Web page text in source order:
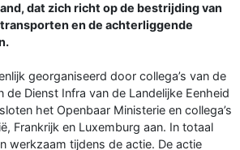
dat zich richt op de bestrijding van
en de achterliggende
georganiseerd door collega’s van de
de Dienst Infra van de Landelijke Eenheid
het Openbaar Ministerie en collega’s
Frankrijk en Luxemburg aan. In totaal
werkzaam tijdens de actie. De actie